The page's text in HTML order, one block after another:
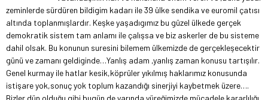
zeminlerde sürdüren bildigim kadarı ile 39 ülke sendika ve euromil çatısı
altında toplanmışlardır. Keşke yaşadıgımız bu güzel ülkede gerçek
demokratik sistem tam anlamı ile çalışsa ve biz askerler de bu sisteme
dahil olsak. Bu konunun suresini bilemem ülkemizde de gerçekleşecektir
günü ve zamanı geldiginde…Yanlış adam ,yanlış zaman konusu tartışılır.
Genel kurmay ile hatlar kesik,köprüler yıkılmış haklarımız konusunda
istişare yok,sonuç yok toplum kazandığı sinerjiyi kaybetmek üzere….